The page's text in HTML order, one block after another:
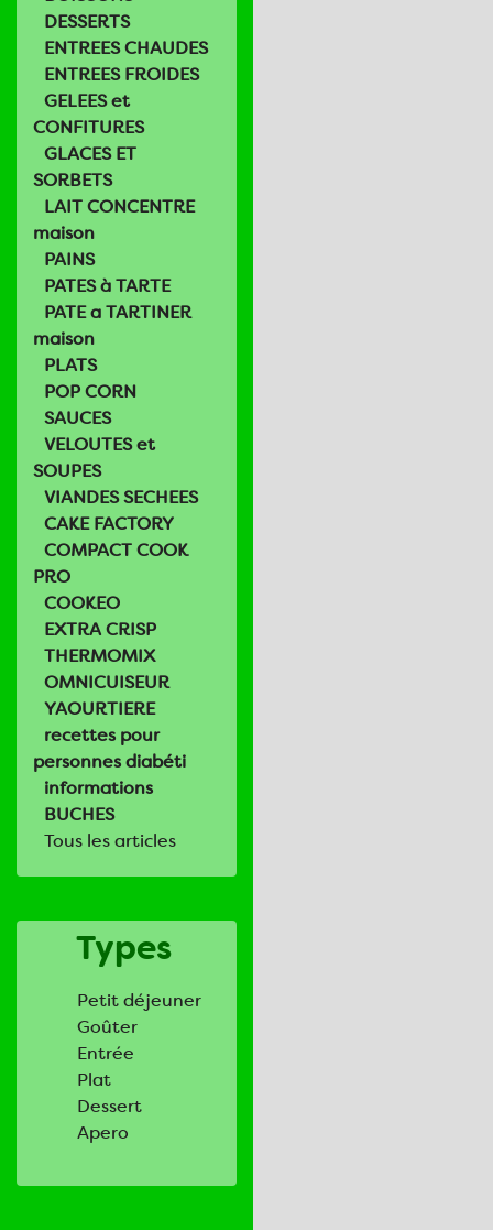
DESSERTS
ENTREES CHAUDES
ENTREES FROIDES
GELEES et
CONFITURES
GLACES ET
SORBETS
LAIT CONCENTRE
maison
PAINS
PATES à TARTE
PATE a TARTINER
maison
PLATS
POP CORN
SAUCES
VELOUTES et
SOUPES
VIANDES SECHEES
CAKE FACTORY
COMPACT COOK
PRO
COOKEO
EXTRA CRISP
THERMOMIX
OMNICUISEUR
YAOURTIERE
recettes pour
personnes diabéti
informations
BUCHES
Tous les articles
Types
Petit déjeuner
Goûter
Entrée
Plat
Dessert
Apero